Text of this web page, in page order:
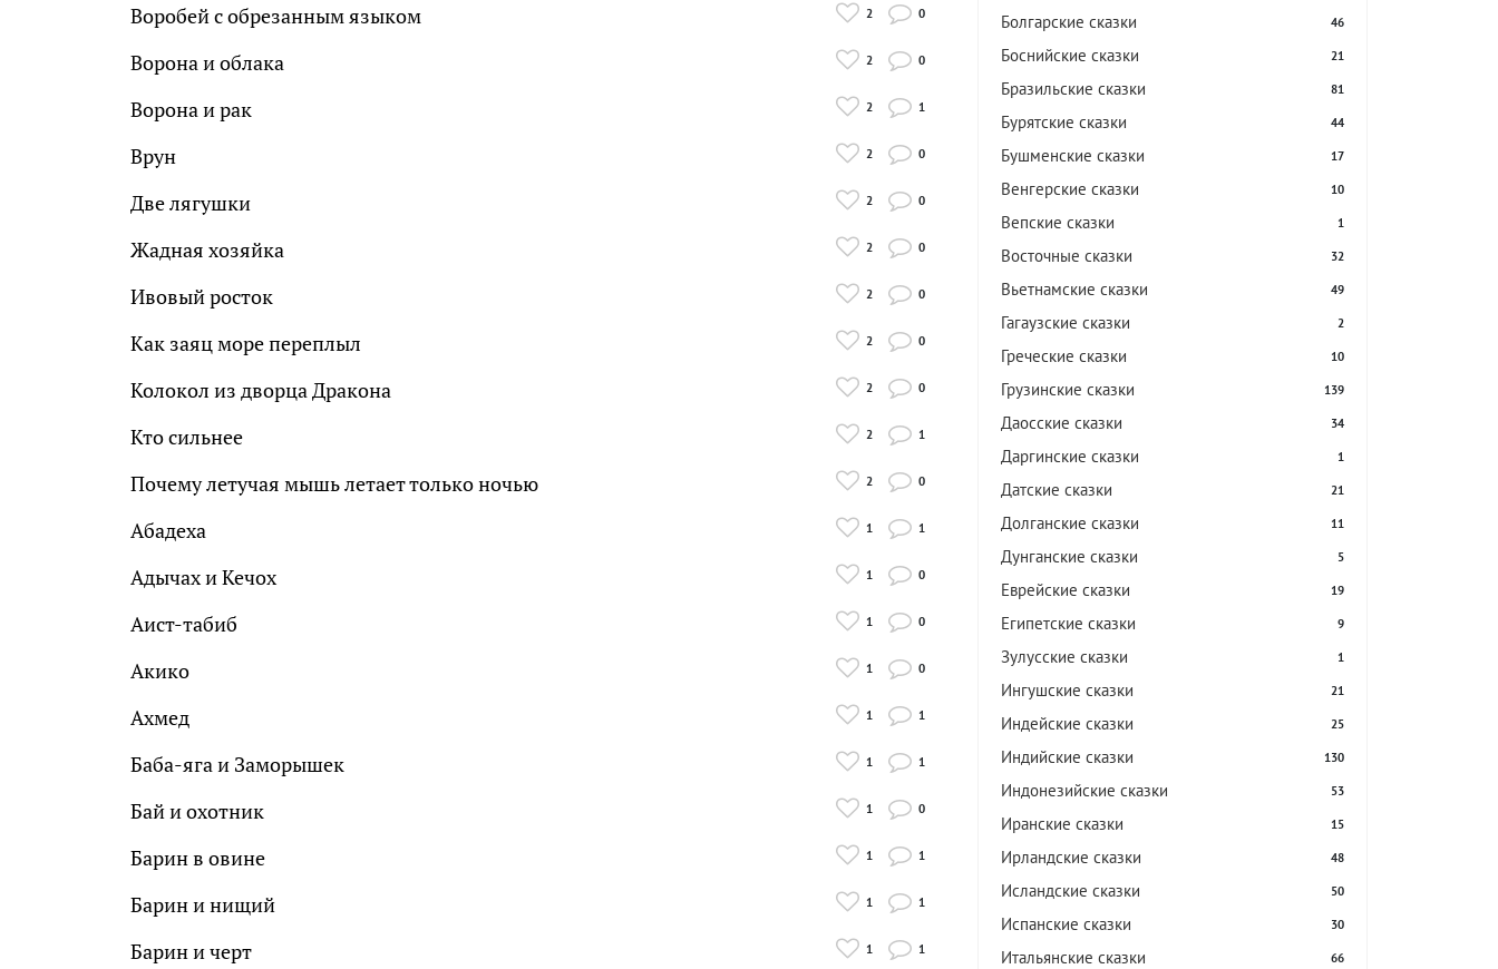
Воробей с обрезанным языком 2 0
Ворона и облака 2 0
Ворона и рак 2 1
Врун 2 0
Две лягушки 2 0
Жадная хозяйка 2 0
Ивовый росток 2 0
Как заяц море переплыл 2 0
Колокол из дворца Дракона 2 0
Кто сильнее 2 1
Почему летучая мышь летает только ночью 2 0
Абадеха 1 1
Адычах и Кечох 1 0
Аист-табиб 1 0
Акико 1 0
Ахмед 1 1
Баба-яга и Заморышек 1 1
Бай и охотник 1 0
Барин в овине 1 1
Барин и нищий 1 1
Барин и черт 1 1
Болгарские сказки 46
Боснийские сказки 21
Бразильские сказки 81
Бурятские сказки 44
Бушменские сказки 17
Венгерские сказки 10
Вепские сказки 1
Восточные сказки 32
Вьетнамские сказки 49
Гагаузские сказки 2
Греческие сказки 10
Грузинские сказки 139
Даосские сказки 34
Даргинские сказки 1
Датские сказки 21
Долганские сказки 11
Дунганские сказки 5
Еврейские сказки 19
Египетские сказки 9
Зулусские сказки 1
Ингушские сказки 21
Индейские сказки 25
Индийские сказки 130
Индонезийские сказки 53
Иранские сказки 15
Ирландские сказки 48
Исландские сказки 50
Испанские сказки 30
Итальянские сказки 66